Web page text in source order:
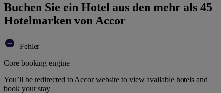
Buchen Sie ein Hotel aus den mehr als 45
Hotelmarken von Accor
Fehler
Core booking engine
You’ll be redirected to Accor website to view available hotels and
book your stay